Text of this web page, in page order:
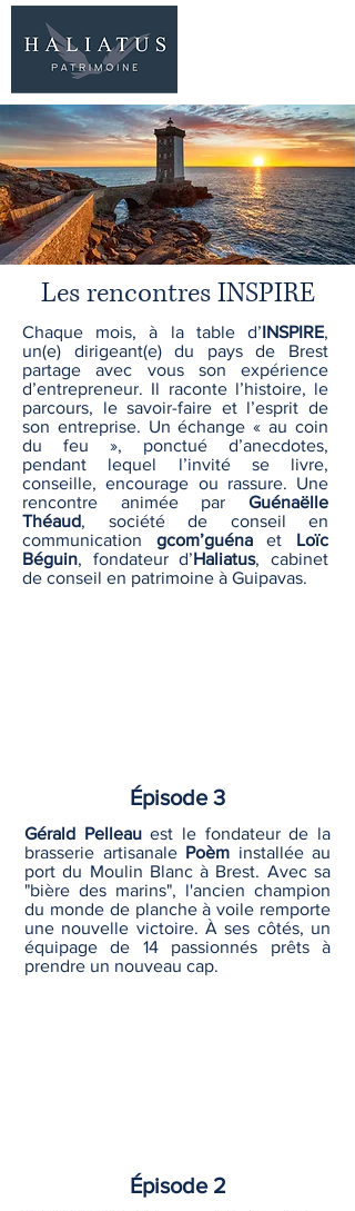
Les rencontres INSPIRE
Chaque mois, à la table d’INSPIRE,
un(e) dirigeant(e) du pays de Brest
partage avec vous son expérience
d’entrepreneur. Il raconte l’histoire, le
parcours, le savoir-faire et l’esprit de
son entreprise. Un échange « au coin
du feu », ponctué d’anecdotes,
pendant lequel l’invité se livre,
conseille, encourage ou rassure. Une
rencontre animée par Guénaëlle
Théaud, société de conseil en
communication gcom’guénaet Loïc
Béguin, fondateur d’Haliatus, cabinet
de conseil en patrimoine à Guipavas.
Épisode 3
Gérald Pelleauest le fondateur de la
brasserie artisanale Poèm installée au
port du Moulin Blanc à Brest. Avec sa
"bière des marins", l'ancien champion
du monde de planche à voile remporte
une nouvelle victoire. À ses côtés, un
équipage de 14 passionnés prêts à
prendre un nouveau cap.
Épisode 2